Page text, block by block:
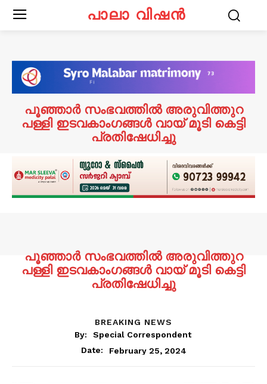
പാലാ വിഷൻ
പൂഞ്ഞാർ സംഭവത്തിൽ അരുവിത്തുറ
പള്ളി ഇടവകാംഗങ്ങൾ വായ് മൂടി കെട്ടി
പ്രതിഷേധിച്ചു
പൂഞ്ഞാർ സംഭവത്തിൽ അരുവിത്തുറ
പള്ളി ഇടവകാംഗങ്ങൾ വായ് മൂടി കെട്ടി
പ്രതിഷേധിച്ചു
BREAKING NEWS
By:
Special Correspondent
Date:
February 25, 2024